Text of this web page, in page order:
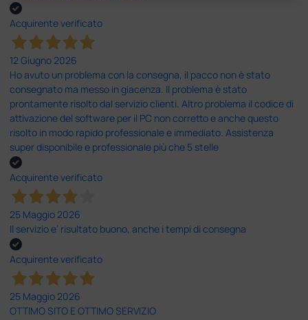
Acquirente verificato
12 Giugno 2026
Ho avuto un problema con la consegna, il pacco non è stato
consegnato ma messo in giacenza. Il problema è stato
prontamente risolto dal servizio clienti. Altro problema il codice di
attivazione del software per il PC non corretto e anche questo
risolto in modo rapido professionale e immediato. Assistenza
super disponibile e professionale più che 5 stelle
Acquirente verificato
25 Maggio 2026
Il servizio e’ risultato buono, anche i tempi di consegna
Acquirente verificato
25 Maggio 2026
OTTIMO SITO E OTTIMO SERVIZIO